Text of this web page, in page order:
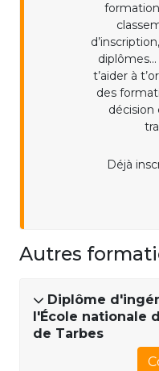
t’aider à
des
décision
Déjà
Autres
Diplôme
l'École nationale
de Tarbes